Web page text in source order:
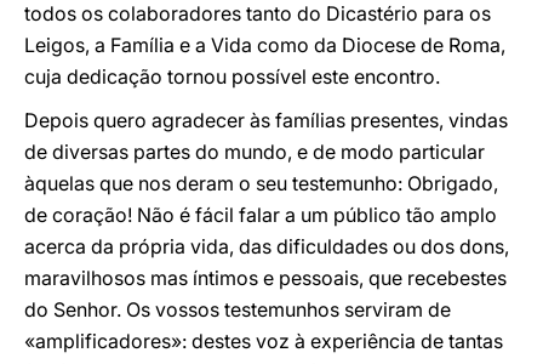
todos os colaboradores tanto do Dicastério para os
Leigos, a Família e a Vida como da Diocese de Roma,
cuja dedicação tornou possível este encontro.
Depois quero agradecer às famílias presentes, vindas
de diversas partes do mundo, e de modo particular
àquelas que nos deram o seu testemunho: Obrigado,
de coração! Não é fácil falar a um público tão amplo
acerca da própria vida, das dificuldades ou dos dons,
maravilhosos mas íntimos e pessoais, que recebestes
do Senhor. Os vossos testemunhos serviram de
«amplificadores»: destes voz à experiência de tantas